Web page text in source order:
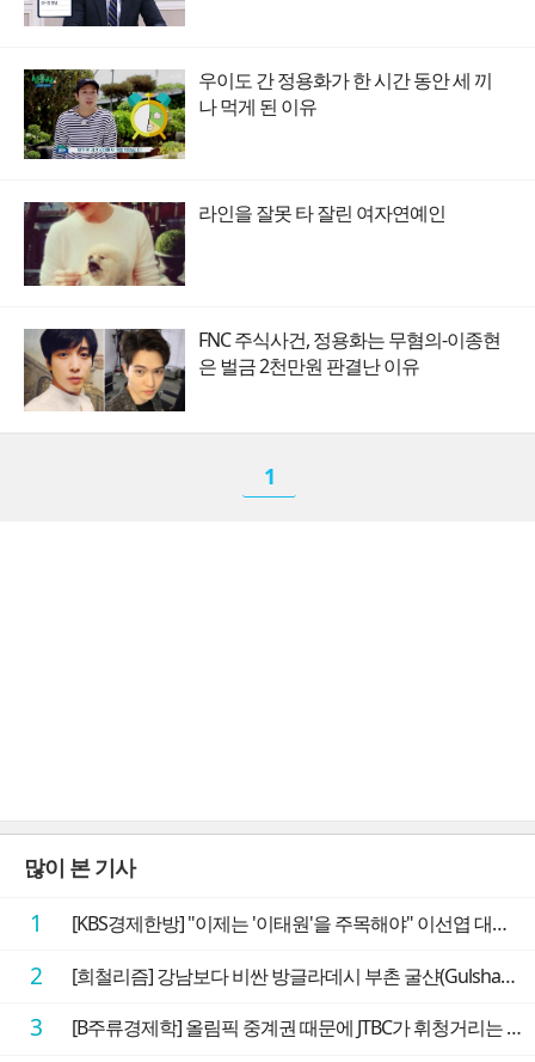
우이도 간 정용화가 한 시간 동안 세 끼
나 먹게 된 이유
라인을 잘못 타 잘린 여자연예인
FNC 주식사건, 정용화는 무혐의-이종현
은 벌금 2천만원 판결난 이유
1
많이 본 기사
1 [KBS경제한방] "이제는 '이태원'을 주목해야" 이선엽 대표가 말하는 AI 시대 투자 성과를 가르는 지점들
2 [희철리즘] 강남보다 비싼 방글라데시 부촌 굴샨(Gulshan)의 극단적인 모습에 충격을 받다
3 [B주류경제학] 올림픽 중계권 때문에 JTBC가 휘청거리는 이유